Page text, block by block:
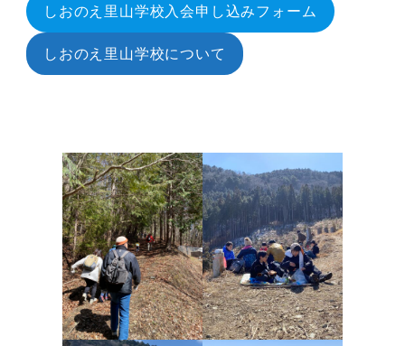
しおのえ里山学校入会申し込みフォーム
しおのえ里山学校について